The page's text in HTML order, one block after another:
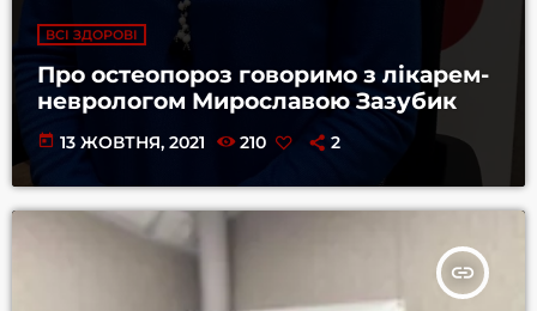
ВСІ ЗДОРОВІ
Про остеопороз говоримо з лікарем-
неврологом Мирославою Зазубик
today 13 ЖОВТНЯ, 2021 210 2
insert_link